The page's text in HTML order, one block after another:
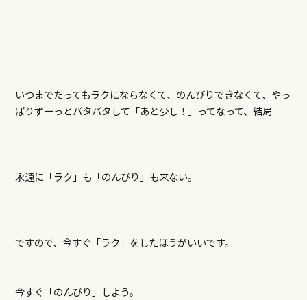
いつまでたってもラクにならなくて、のんびりできなくて、やっ
ぱりずーっとバタバタして「あと少し！」ってなって、結局
永遠に「ラク」も「のんびり」も来ない。
ですので、今すぐ「ラク」をしたほうがいいです。
今すぐ「のんびり」しよう。